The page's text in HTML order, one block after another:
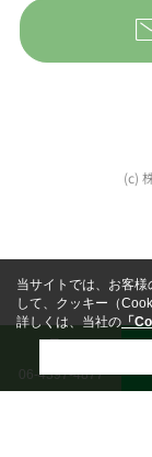
(c)
06-4397-4877
当サイトでは、お客
して、クッキー（
詳しくは、当社の「